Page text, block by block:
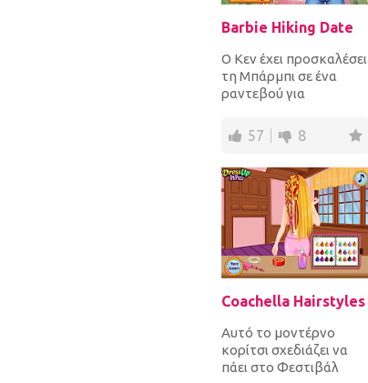
Barbie Hiking Date
Ο Κεν έχει προσκαλέσει
τη Μπάρμπι σε ένα
ραντεβού για
είναι σούπερ η
εμφάνισ...
57 8
Coachella Hairstyles
Αυτό το μοντέρνο
κορίτσι σχεδιάζει να
πάει στο Φεστιβάλ